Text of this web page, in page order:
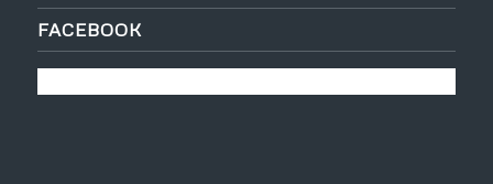
FACEBOOK